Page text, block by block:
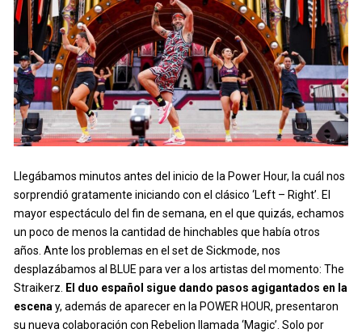
Llegábamos minutos antes del inicio de la Power Hour, la cuál nos
sorprendió gratamente iniciando con el clásico ‘Left – Right’. El
mayor espectáculo del fin de semana, en el que quizás, echamos
un poco de menos la cantidad de hinchables que había otros
años. Ante los problemas en el set de Sickmode, nos
desplazábamos al BLUE para ver a los artistas del momento: The
Straikerz.
El duo español sigue dando pasos agigantados en la
escena y, además de aparecer en la POWER HOUR, presentaron
su nueva colaboración con Rebelion llamada ‘Magic’. Solo por